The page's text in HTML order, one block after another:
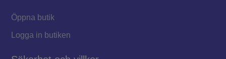
Öppna butik
Logga in butiken